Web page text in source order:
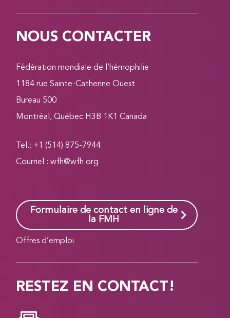
NOUS CONTACTER
Fédération mondiale de l’hémophilie
1184 rue Sainte-Catherine Ouest
Bureau 500
Montréal, Québec H3B 1K1 Canada
Tel.: +1 (514) 875-7944
Courriel :wfh@wfh.org
Formulaire de contact en ligne de
la FMH
Offres d’emploi
RESTEZ EN CONTACT!